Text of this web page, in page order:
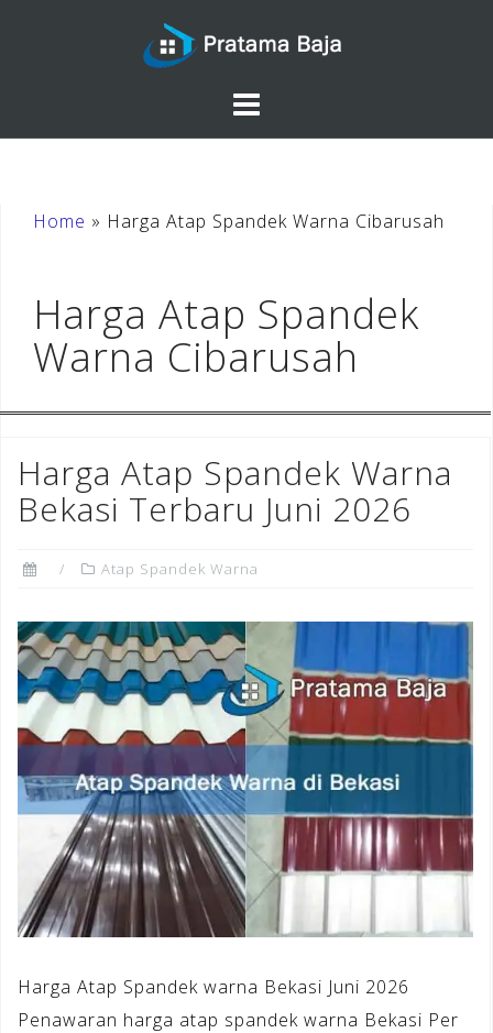
Home » Harga Atap Spandek Warna Cibarusah
Harga Atap Spandek
Warna Cibarusah
Harga Atap Spandek Warna
Bekasi Terbaru Juni 2026
Atap Spandek Warna
Harga Atap Spandek warna Bekasi Juni 2026
Penawaran harga atap spandek warna Bekasi Per